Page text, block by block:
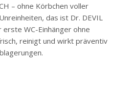
– ohne Körbchen voller
das ist Dr. DEVIL
erste WC-Einhänger ohne
reinigt und wirkt präventiv